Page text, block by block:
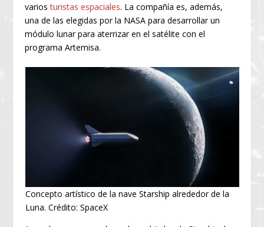
variosturistas espaciales. La compañía es, además,
una de las elegidas por la NASA para desarrollar un
módulo lunar para aterrizar en el satélite con el
programa Artemisa.
Concepto artístico de la nave Starship alrededor de la
Luna. Crédito: SpaceX